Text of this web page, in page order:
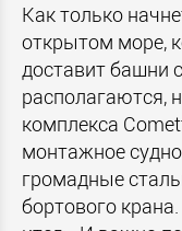
Как только
открытом море,
доставит башни
располагаются,
комплекса
монтажное
громадные
бортового